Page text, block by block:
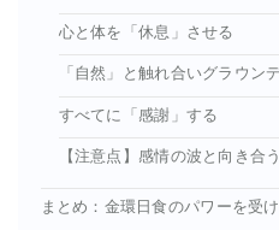
心と体を「休息」させる
「自然」と触れ合いグラウン
すべてに「感謝」する
【注意点】感情の波と向き合う
まとめ：金環日食のパワーを受